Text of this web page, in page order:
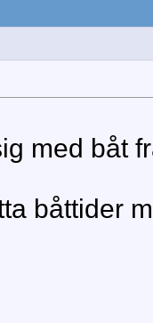
med båt
båttider